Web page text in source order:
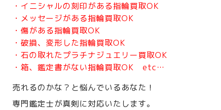
・イニシャルの刻印がある指輪買取OK
・メッセージがある指輪買取OK
・傷がある指輪買取OK
・破損、変形した指輪買取OK
・石の取れたプラチナジュエリー買取OK
・箱、鑑定書がない指輪買取OK etc…
売れるのかな？と悩んでいるあなた！
専門鑑定士が真剣に対応いたします。